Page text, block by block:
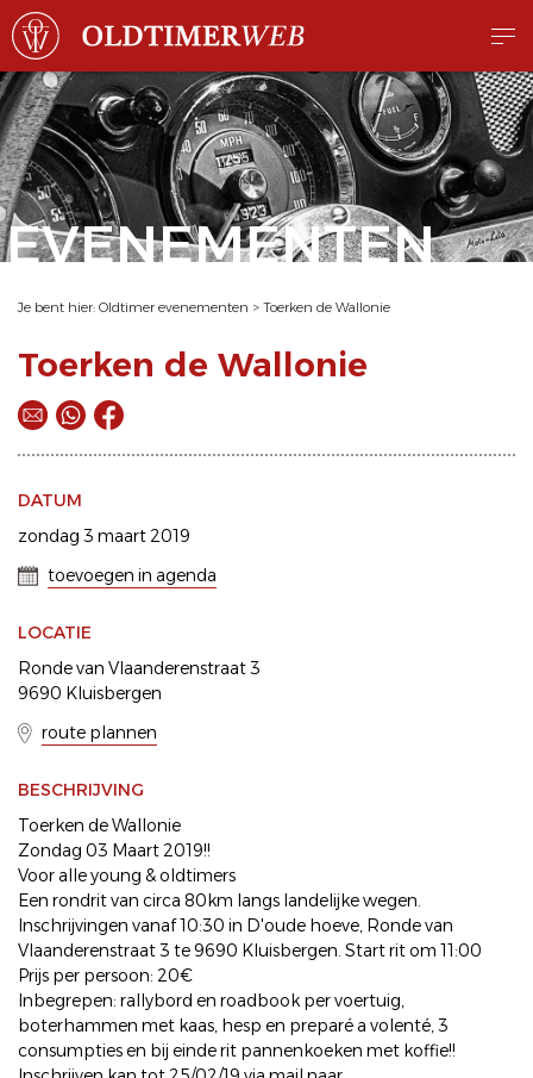
EVENEMENTEN
Je bent hier: Oldtimer evenementen > Toerken de Wallonie
Toerken de Wallonie
DATUM
zondag 3 maart 2019
toevoegen in agenda
LOCATIE
Ronde van Vlaanderenstraat 3
9690 Kluisbergen
route plannen
BESCHRIJVING
Toerken de Wallonie
Zondag 03 Maart 2019!!
Voor alle young & oldtimers
Een rondrit van circa 80km langs landelijke wegen.
Inschrijvingen vanaf 10:30 in D'oude hoeve, Ronde van
Vlaanderenstraat 3 te 9690 Kluisbergen. Start rit om 11:00
Prijs per persoon: 20€
Inbegrepen: rallybord en roadbook per voertuig,
boterhammen met kaas, hesp en preparé a volenté, 3
consumpties en bij einde rit pannenkoeken met koffie!!